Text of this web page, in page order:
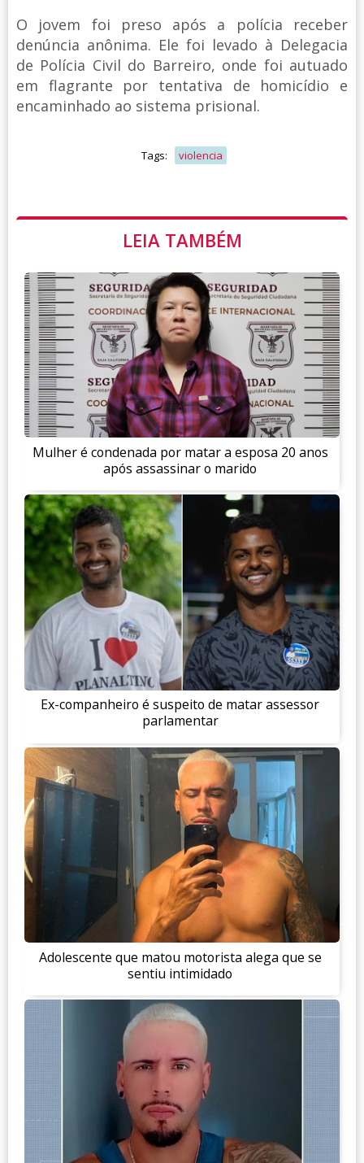
O jovem foi preso após a polícia receber
denúncia anônima. Ele foi levado à Delegacia
de Polícia Civil do Barreiro, onde foi autuado
em flagrante por tentativa de homicídio e
encaminhado ao sistema prisional.
Tags: violencia
LEIA TAMBÉM
Mulher é condenada por matar a esposa 20 anos
após assassinar o marido
Ex-companheiro é suspeito de matar assessor
parlamentar
Adolescente que matou motorista alega que se
sentiu intimidado